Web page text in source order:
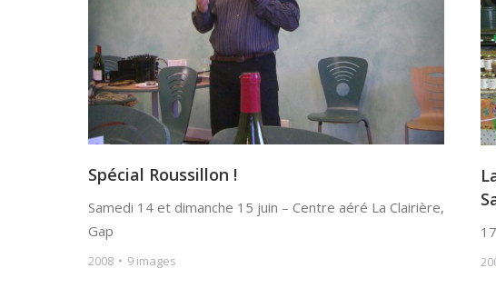
Spécial Roussillon !
Samedi 14 et dimanche 15 juin – Centre aéré La Clairière,
Gap
2008 9 images